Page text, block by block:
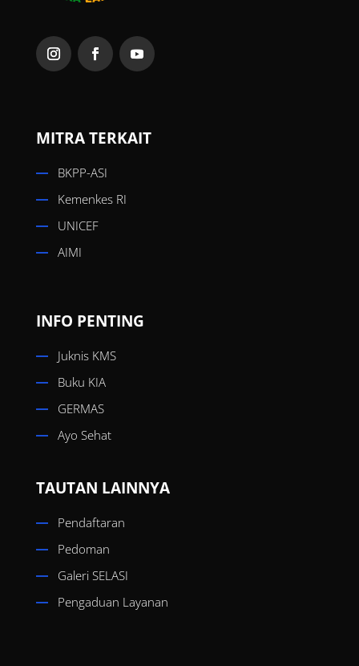
MITRA TERKAIT
BKPP-ASI
Kemenkes RI
UNICEF
AIMI
INFO PENTING
Juknis KMS
Buku KIA
GERMAS
Ayo Sehat
TAUTAN LAINNYA
Pendaftaran
Pedoman
Galeri SELASI
Pengaduan Layanan